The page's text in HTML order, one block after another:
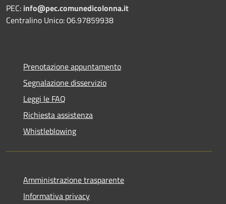
PEC: info@pec.comunedicolonna.it
Centralino Unico: 06.97859938
Prenotazione appuntamento
Segnalazione disservizio
Leggi le FAQ
Richiesta assistenza
Whistleblowing
Amministrazione trasparente
Informativa privacy